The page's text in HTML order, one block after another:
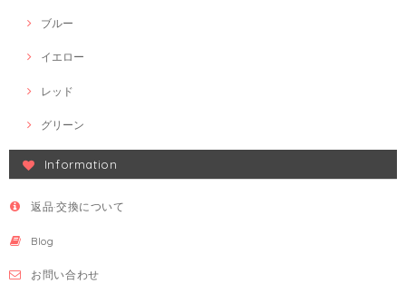
ブルー
イエロー
レッド
グリーン
Information
返品·交換について
Blog
お問い合わせ